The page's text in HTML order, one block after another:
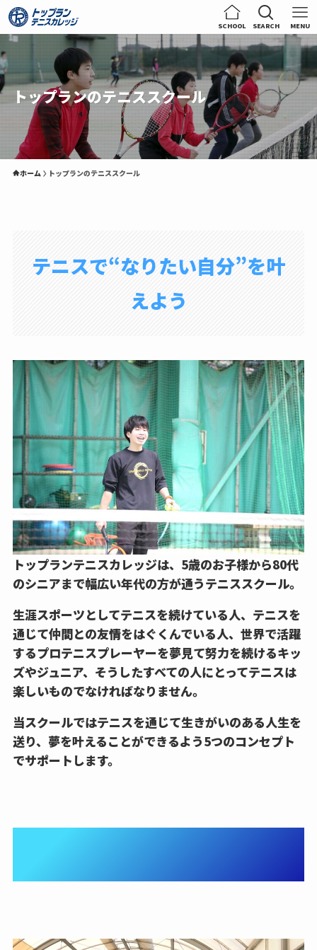
SCHOOL SEARCH MENU
トップランのテニススクール
ホーム トップランのテニススクール
テニスで“なりたい自分”を叶
えよう
トップランテニスカレッジは、5歳のお子様から80代
のシニアまで幅広い年代の方が通うテニススクール。
生涯スポーツとしてテニスを続けている人、テニスを
通じて仲間との友情をはぐくんでいる人、世界で活躍
するプロテニスプレーヤーを夢見て努力を続けるキッ
ズやジュニア、そうしたすべての人にとってテニスは
楽しいものでなければなりません。
当スクールではテニスを通じて生きがいのある人生を
送り、夢を叶えることができるよう5つのコンセプト
でサポートします。